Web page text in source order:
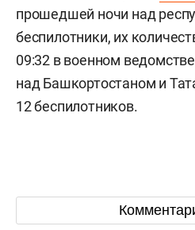
прошедшей ночи над
беспилотники, их
09:32 в военном ведомстве
над Башкортостаном и
12 беспилотников.